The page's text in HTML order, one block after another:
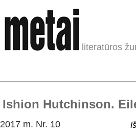
literatūros
Ishion Hutchinson.
2017 m. Nr. 10